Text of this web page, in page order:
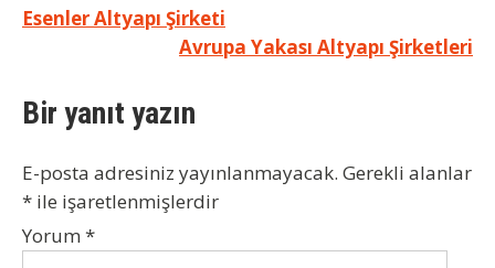
Yazı
Esenler Altyapı Şirketi
Avrupa Yakası Altyapı Şirketleri
Bir yanıt yazın
E-posta adresiniz yayınlanmayacak. Gerekli alanlar
* ile işaretlenmişlerdir
Yorum *